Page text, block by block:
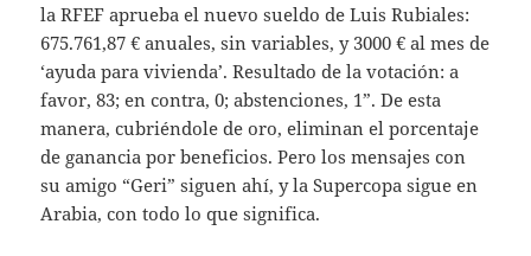
la RFEF aprueba el nuevo sueldo de Luis Rubiales:
675.761,87 € anuales, sin variables, y 3000 € al mes de
‘ayuda para vivienda’. Resultado de la votación: a
favor, 83; en contra, 0; abstenciones, 1”. De esta
manera, cubriéndole de oro, eliminan el porcentaje
de ganancia por beneficios. Pero los mensajes con
su amigo “Geri” siguen ahí, y la Supercopa sigue en
Arabia, con todo lo que significa.